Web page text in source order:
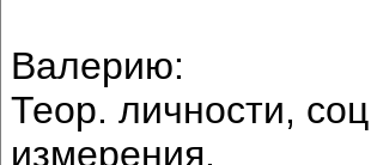
Валерию:
Теор. личности,
измерения.